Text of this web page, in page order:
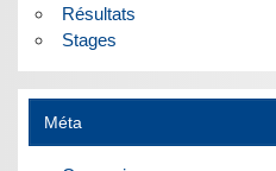
Résultats
Stages
Méta